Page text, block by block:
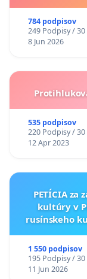
784 podpisov
249 Podpisy /
8 Jun 2026
535 podpisov
220 Podpisy /
12 Apr 2023
PETÍCIA za
kultúry v
rusínskeho
1 550 podpisov
195 Podpisy /
11 Jun 2026